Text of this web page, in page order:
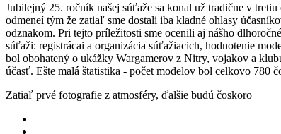
Jubilejný 25. ročník našej súťaže sa konal už tradične v
odmeneí tým že zatiaľ sme dostali iba kladné ohlasy
odznakom. Pri tejto príležitosti sme ocenili aj nášho
súťaži: registrácai a organizácia súťažiacich, hodnotenie
bol obohatený o ukážky Wargamerov z Nitry, vojakov a
účasť. Ešte malá štatistika - počet modelov bol celkovo 780
Zatiaľ prvé fotografie z atmosféry, ďalšie budú čoskoro